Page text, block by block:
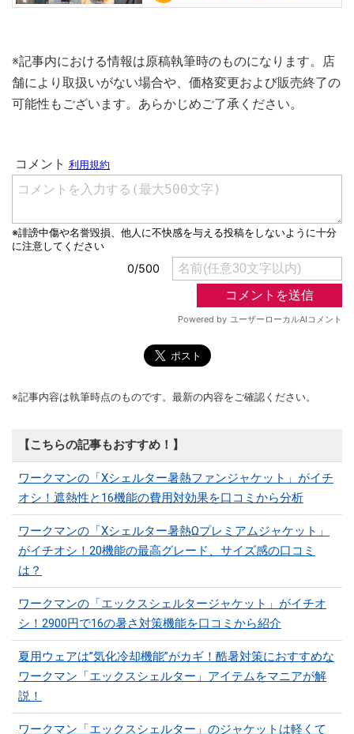
※記事内における情報は原稿執筆時のものになります。店
舗により取扱いがない場合や、価格変更および販売終了の
可能性もございます。あらかじめご了承ください。
※記事内容は執筆時点のものです。最新の内容をご確認ください。
【こちらの記事もおすすめ！】
ワークマンの「Xシェルター暑熱ファンジャケット」がイチ
オシ！遮熱性と16機能の費用対効果を口コミから分析
ワークマンの「Xシェルター暑熱Ωプレミアムジャケット」
がイチオシ！20機能の最高グレード、サイズ感の口コミ
は？
ワークマンの「エックスシェルタージャケット」がイチオ
シ！2900円で16の暑さ対策機能を口コミから紹介
夏用ウェアは”気化冷却機能”がカギ！酷暑対策におすすめな
ワークマン「エックスシェルター」アイテムをマニアが解
説！
ワークマン「エックスシェルター」のジャケットは軽くて